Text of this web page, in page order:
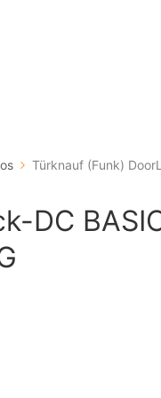
Türknauf (Funk)
DC